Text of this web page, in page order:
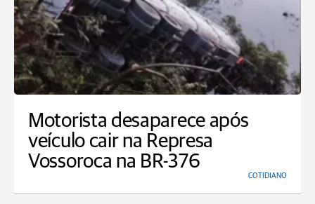
Motorista desaparece após
veículo cair na Represa
Vossoroca na BR-376
COTIDIANO